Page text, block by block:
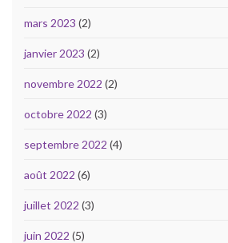
mars 2023 (2)
janvier 2023 (2)
novembre 2022 (2)
octobre 2022 (3)
septembre 2022 (4)
août 2022 (6)
juillet 2022 (3)
juin 2022 (5)